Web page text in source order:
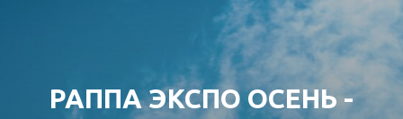
РАППА ЭКСПО ОСЕНЬ -